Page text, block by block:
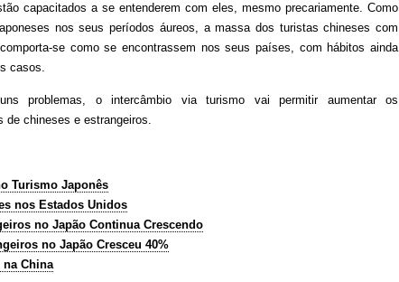
capacitados a se entenderem com eles, mesmo precariamente. Como
nos seus períodos áureos, a massa dos turistas chineses com
se como se encontrassem nos seus países, com hábitos ainda
casos.
problemas, o intercâmbio via turismo vai permitir aumentar os
de chineses e estrangeiros.
Turismo Japonês
nos Estados Unidos
no Japão Continua Crescendo
no Japão Cresceu 40%
na China